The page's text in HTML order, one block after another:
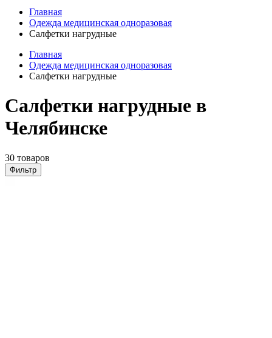
Главная
Одежда медицинская одноразовая
Салфетки нагрудные
Главная
Одежда медицинская одноразовая
Салфетки нагрудные
Салфетки нагрудные в
Челябинске
30 товаров
Фильтр